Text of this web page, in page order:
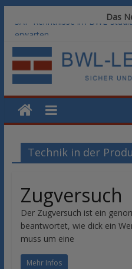
Das
SAP-Kenntnisse im BWL-
erwarten
Vom BWL-Studium zur
im Vergleich
Rechnungswesen im BWL-
Finanzbuchhaltung
KI-Kompetenz im BWL-
Datenanalyse verstehen
Methoden der
Technik in der
Zugversuch
Der Zugversuch ist ein
beantwortet, wie dick ein
muss um eine
Mehr Infos